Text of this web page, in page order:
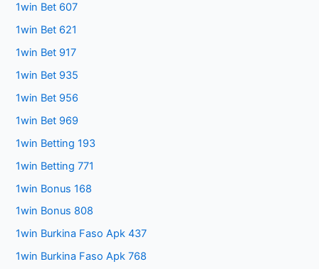
1win Bet 607
1win Bet 621
1win Bet 917
1win Bet 935
1win Bet 956
1win Bet 969
1win Betting 193
1win Betting 771
1win Bonus 168
1win Bonus 808
1win Burkina Faso Apk 437
1win Burkina Faso Apk 768